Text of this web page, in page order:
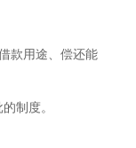
款用途、偿还能
制度。